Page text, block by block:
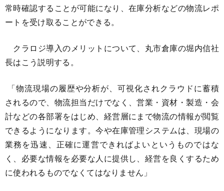
常時確認することが可能になり、在庫分析などの物流レポ
ートを受け取ることができる。
クラロジ導入のメリットについて、丸市倉庫の堀内信社
長はこう説明する。
「物流現場の履歴や分析が、可視化されクラウドに蓄積
されるので、物流担当だけでなく、営業・資材・製造・会
計などの各部署をはじめ、経営層にまで物流の情報が閲覧
できるようになります。今や在庫管理システムは、現場の
業務を迅速、正確に運営できればよいというものではな
く、必要な情報を必要な人に提供し、経営を良くするため
に使われるものでなくてはなりません」